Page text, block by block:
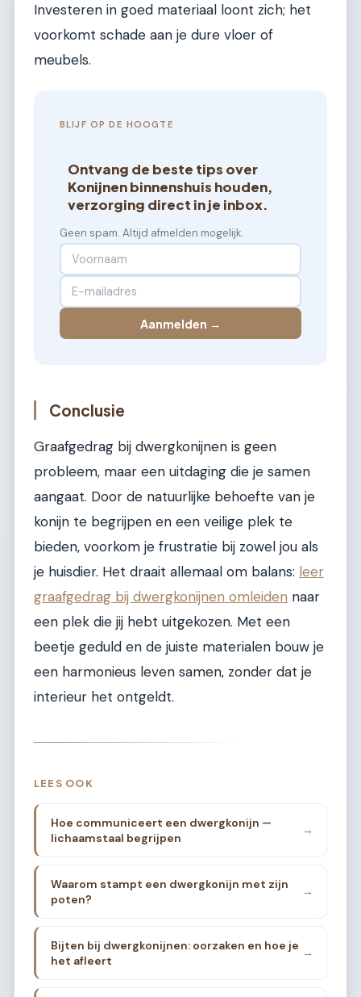
Investeren in goed materiaal loont zich; het
voorkomt schade aan je dure vloer of
meubels.
BLIJF OP DE HOOGTE
Ontvang de beste tips over
Konijnen binnenshuis houden,
verzorging direct in je inbox.
Geen spam. Altijd afmelden mogelijk.
Aanmelden →
Conclusie
Graafgedrag bij dwergkonijnen is geen
probleem, maar een uitdaging die je samen
aangaat. Door de natuurlijke behoefte van je
konijn te begrijpen en een veilige plek te
bieden, voorkom je frustratie bij zowel jou als
je huisdier. Het draait allemaal om balans: leer
graafgedrag bij dwergkonijnen omleiden naar
een plek die jij hebt uitgekozen. Met een
beetje geduld en de juiste materialen bouw je
een harmonieus leven samen, zonder dat je
interieur het ontgeldt.
LEES OOK
Hoe communiceert een dwergkonijn —
lichaamstaal begrijpen
→
Waarom stampt een dwergkonijn met zijn
poten?
→
Bijten bij dwergkonijnen: oorzaken en hoe je
het afleert
→